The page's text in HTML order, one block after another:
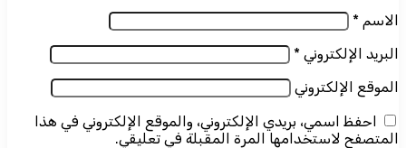
الاسم *
البريد الإلكتروني *
الموقع الإلكتروني
احفظ اسمي، بريدي الإلكتروني، والموقع الإلكتروني في هذا
المتصفح لاستخدامها المرة المقبلة في تعليقي.